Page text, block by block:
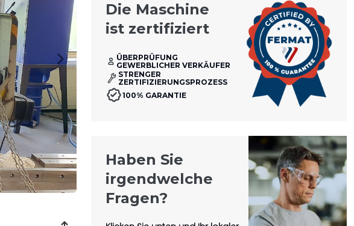
Die Maschine
ist zertifiziert
ÜBERPRÜFUNG
GEWERBLICHER VERKÄUFER
STRENGER
ZERTIFIZIERUNGSPROZESS
100% GARANTIE
Haben Sie
irgendwelche
Fragen?